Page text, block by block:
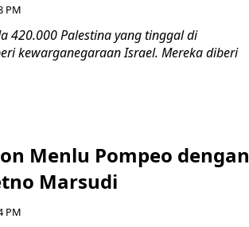
PM
420.000 Palestina yang tinggal di
kewarganegaraan Israel. Mereka diberi
Menlu Pompeo dengan
Marsudi
PM